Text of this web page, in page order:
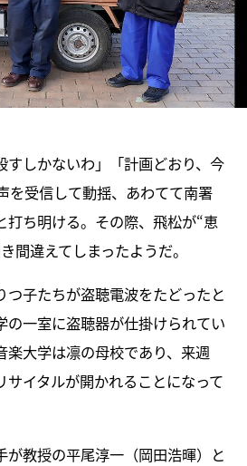
すしかないわ」「計画どおり、今
を受信して動揺、あわてて南署
打ち明ける。その際、飛松が“恵
間違えてしまったようだ。
つ子たちが盗聴電波をたどったと
の一室に盗聴器が仕掛けられてい
楽大学は凛の母校であり、来週
サイタルが開かれることになって
が教授の平尾淳一（岡田浩暉）と